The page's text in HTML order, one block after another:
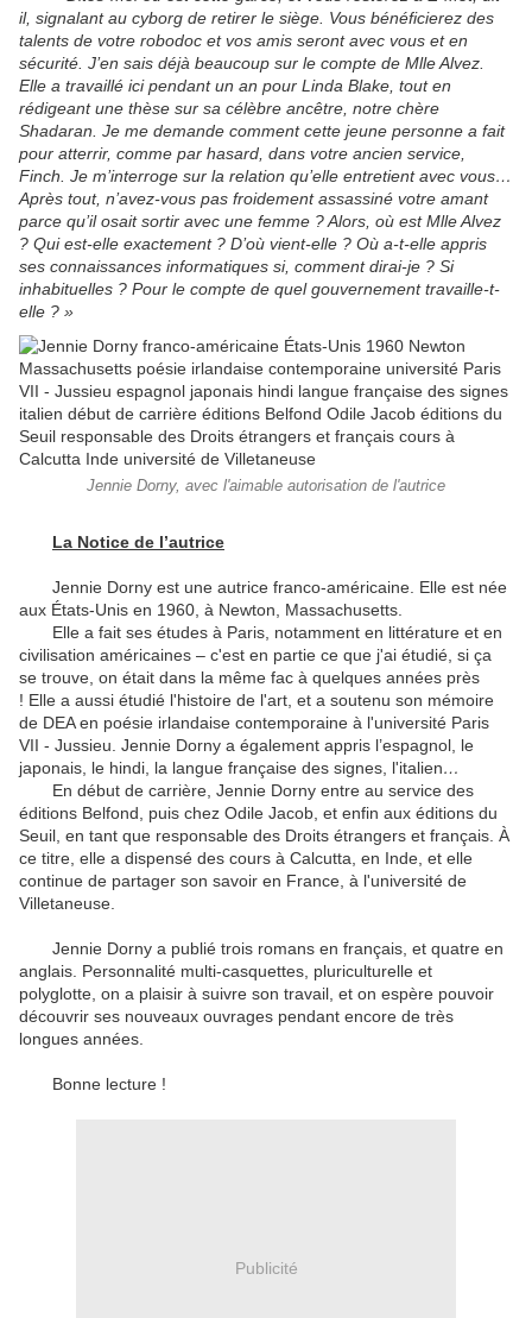
il, signalant au cyborg de retirer le siège. Vous bénéficierez des
talents de votre robodoc et vos amis seront avec vous et en
sécurité. J’en sais déjà beaucoup sur le compte de Mlle Alvez.
Elle a travaillé ici pendant un an pour Linda Blake, tout en
rédigeant une thèse sur sa célèbre ancêtre, notre chère
Shadaran. Je me demande comment cette jeune personne a fait
pour atterrir, comme par hasard, dans votre ancien service,
Finch. Je m’interroge sur la relation qu’elle entretient avec vous…
Après tout, n’avez-vous pas froidement assassiné votre amant
parce qu’il osait sortir avec une femme ? Alors, où est Mlle Alvez
? Qui est-elle exactement ? D’où vient-elle ? Où a-t-elle appris
ses connaissances informatiques si, comment dirai-je ? Si
inhabituelles ? Pour le compte de quel gouvernement travaille-t-
elle ? »
Jennie Dorny, avec l'aimable autorisation de l'autrice
La Notice de l’autrice
Jennie Dorny est une autrice franco-américaine. Elle est née
aux États-Unis en 1960, à Newton, Massachusetts.
Elle a fait ses études à Paris, notamment en littérature et en
civilisation américaines – c'est en partie ce que j'ai étudié, si ça
se trouve, on était dans la même fac à quelques années près
! Elle a aussi étudié l'histoire de l'art, et a soutenu son mémoire
de DEA en poésie irlandaise contemporaine à l'université Paris
VII - Jussieu. Jennie Dorny a également appris l’espagnol, le
japonais, le hindi, la langue française des signes, l'italien…
En début de carrière, Jennie Dorny entre au service des
éditions Belfond, puis chez Odile Jacob, et enfin aux éditions du
Seuil, en tant que responsable des Droits étrangers et français. À
ce titre, elle a dispensé des cours à Calcutta, en Inde, et elle
continue de partager son savoir en France, à l'université de
Villetaneuse.
Jennie Dorny a publié trois romans en français, et quatre en
anglais. Personnalité multi-casquettes, pluriculturelle et
polyglotte, on a plaisir à suivre son travail, et on espère pouvoir
découvrir ses nouveaux ouvrages pendant encore de très
longues années.
Bonne lecture !
Publicité